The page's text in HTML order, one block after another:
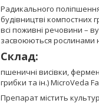
Радикального
будівництві компостних
всі поживні речовини –
засвоюються рослинами
Склад:
пшеничні висівки,
грибки та ін.) MicroVeda
Препарат містить